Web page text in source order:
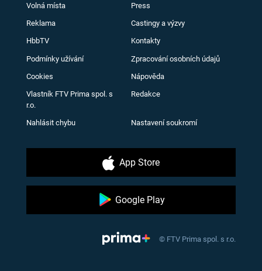
Volná místa Press
Reklama Castingy a výzvy
HbbTV Kontakty
Podmínky užívání Zpracování osobních údajů
Cookies Nápověda
Vlastník FTV Prima spol. s
r.o.
Redakce
Nahlásit chybu Nastavení soukromí
App Store
Google Play
© FTV Prima spol. s r.o.